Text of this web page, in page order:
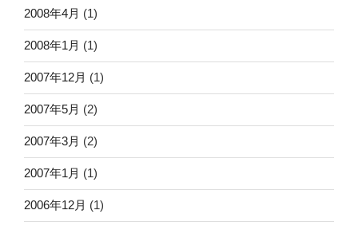
2008年4月 (1)
2008年1月 (1)
2007年12月 (1)
2007年5月 (2)
2007年3月 (2)
2007年1月 (1)
2006年12月 (1)